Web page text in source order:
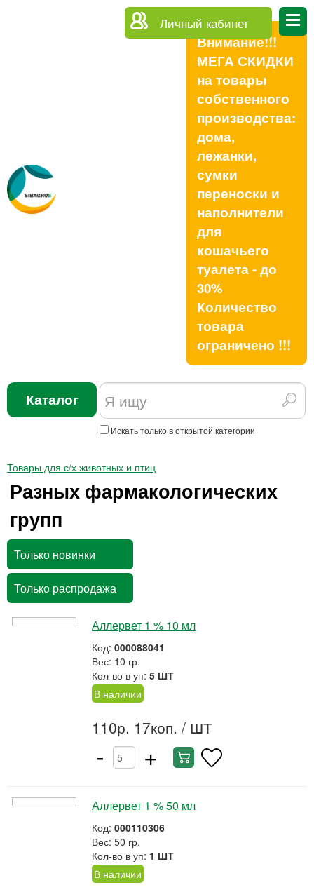
Личный кабинет
Внимание!!!
МЕГА СКИДКИ
на товары
собственного
производства:
дома,
лежанки,
сумки
переноски и
наполнители
для
кошачьего
туалета - до
30%
Количество
товара
ограничено !!!
Каталог
Искать только в открытой категории
Товары для с/х животных и птиц
Разных фармакологических
групп
Только новинки
Только распродажа
Аллервет 1 % 10 мл
Код: 000088041
Вес: 10 гр.
Кол-во в уп: 5 ШТ
В наличии
110р. 17коп. / ШТ
- +
Аллервет 1 % 50 мл
Код: 000110306
Вес: 50 гр.
Кол-во в уп: 1 ШТ
В наличии